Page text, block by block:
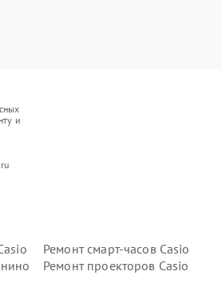
и
Ремонт смарт-часов Casio
Ремонт проекторов Casio